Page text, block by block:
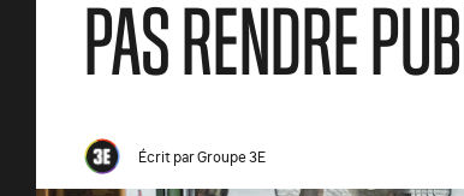
PAS RENDRE
Écrit parGroupe 3E